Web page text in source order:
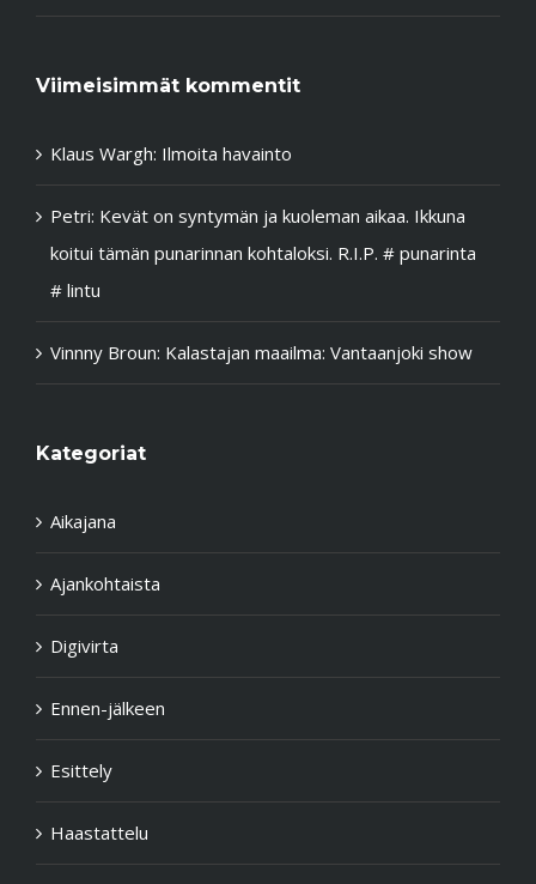
Viimeisimmät kommentit
Klaus Wargh: Ilmoita havainto
Petri: Kevät on syntymän ja kuoleman aikaa. Ikkuna
koitui tämän punarinnan kohtaloksi. R.I.P. # punarinta
# lintu
Vinnny Broun: Kalastajan maailma: Vantaanjoki show
Kategoriat
Aikajana
Ajankohtaista
Digivirta
Ennen-jälkeen
Esittely
Haastattelu